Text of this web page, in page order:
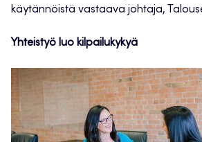
käytännöistä vastaava johtaja,
Yhteistyö luo kilpailukykyä